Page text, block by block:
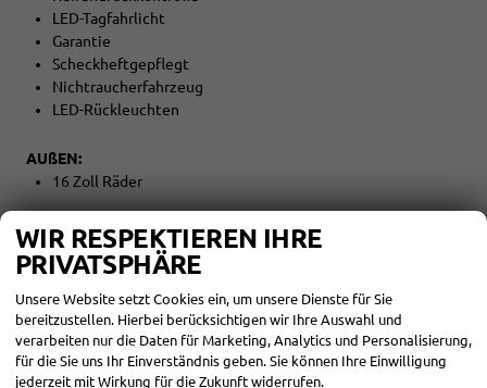
LED-Tagfahrlicht
Garantie
Scheckheftgepflegt
Nichtraucherfahrzeug
LED-Rückleuchten
AUßEN:
16 Zoll Räder
Tageszulassung: 05.05.2026
Zwischenverkauf und Irrtümer für dieses Angebot sind
ausdrücklich vorbehalten. Die Fahrzeugbeschreibung dient
lediglich der allgemeinen Identifizierung des Fahrzeuges und
stellt keine Gewährleistung im kaufrechtlichen Sinne dar. Die
WIR RESPEKTIEREN IHRE
PRIVATSPHÄRE
Unsere Website setzt Cookies ein, um unsere Dienste für Sie
bereitzustellen. Hierbei berücksichtigen wir Ihre Auswahl und
verarbeiten nur die Daten für Marketing, Analytics und Personalisierung,
für die Sie uns Ihr Einverständnis geben. Sie können Ihre Einwilligung
jederzeit mit Wirkung für die Zukunft widerrufen.